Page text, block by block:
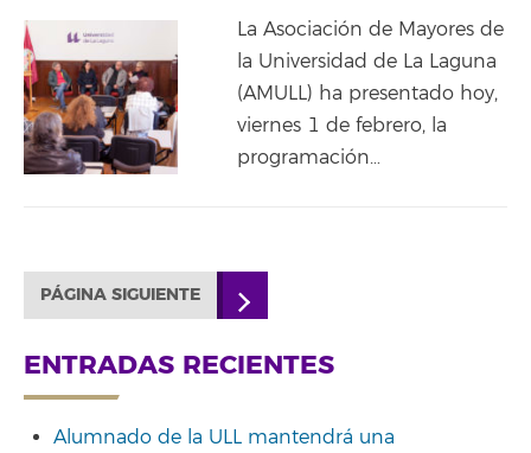
La Asociación de Mayores de
la Universidad de La Laguna
(AMULL) ha presentado hoy,
viernes 1 de febrero, la
programación…
PÁGINA SIGUIENTE
ENTRADAS RECIENTES
Alumnado de la ULL mantendrá una